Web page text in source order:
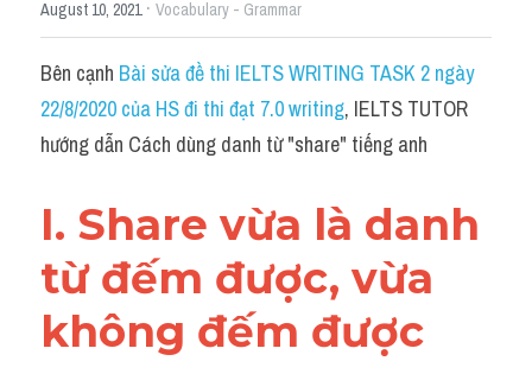
Từ vựng theo Topic
Vocabulary - Grammar
Grammar
Collocation
Cách paraphrase
Part 2
August 10, 2021· Vocabulary - Grammar
Bên cạnh Bài sửa đề thi IELTS WRITING TASK 2 ngày
22/8/2020 của HS đi thi đạt 7.0 writing, IELTS TUTOR
hướng dẫn Cách dùng danh từ "share" tiếng anh
I. Share vừa là danh
từ đếm được, vừa
không đếm được